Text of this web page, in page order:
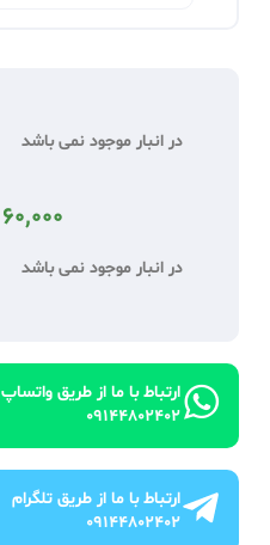
در انبار موجود نمی باشد
60,000
در انبار موجود نمی باشد
ارتباط با ما از طریق واتساپ
09144802402
ارتباط با ما از طریق تلگرام
09144802402